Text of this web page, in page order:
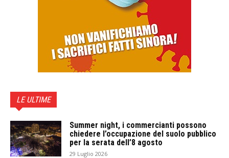
LE ULTIME
Summer night, i commercianti possono
chiedere l’occupazione del suolo pubblico
per la serata dell’8 agosto
29 Luglio 2026